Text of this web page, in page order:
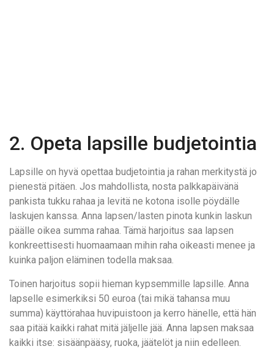
2. Opeta lapsille budjetointia
Lapsille on hyvä opettaa budjetointia ja rahan merkitystä jo
pienestä pitäen. Jos mahdollista, nosta palkkapäivänä
pankista tukku rahaa ja levitä ne kotona isolle pöydälle
laskujen kanssa. Anna lapsen/lasten pinota kunkin laskun
päälle oikea summa rahaa. Tämä harjoitus saa lapsen
konkreettisesti huomaamaan mihin raha oikeasti menee ja
kuinka paljon eläminen todella maksaa.
Toinen harjoitus sopii hieman kypsemmille lapsille. Anna
lapselle esimerkiksi 50 euroa (tai mikä tahansa muu
summa) käyttörahaa huvipuistoon ja kerro hänelle, että hän
saa pitää kaikki rahat mitä jäljelle jää. Anna lapsen maksaa
kaikki itse: sisäänpääsy, ruoka, jäätelöt ja niin edelleen.